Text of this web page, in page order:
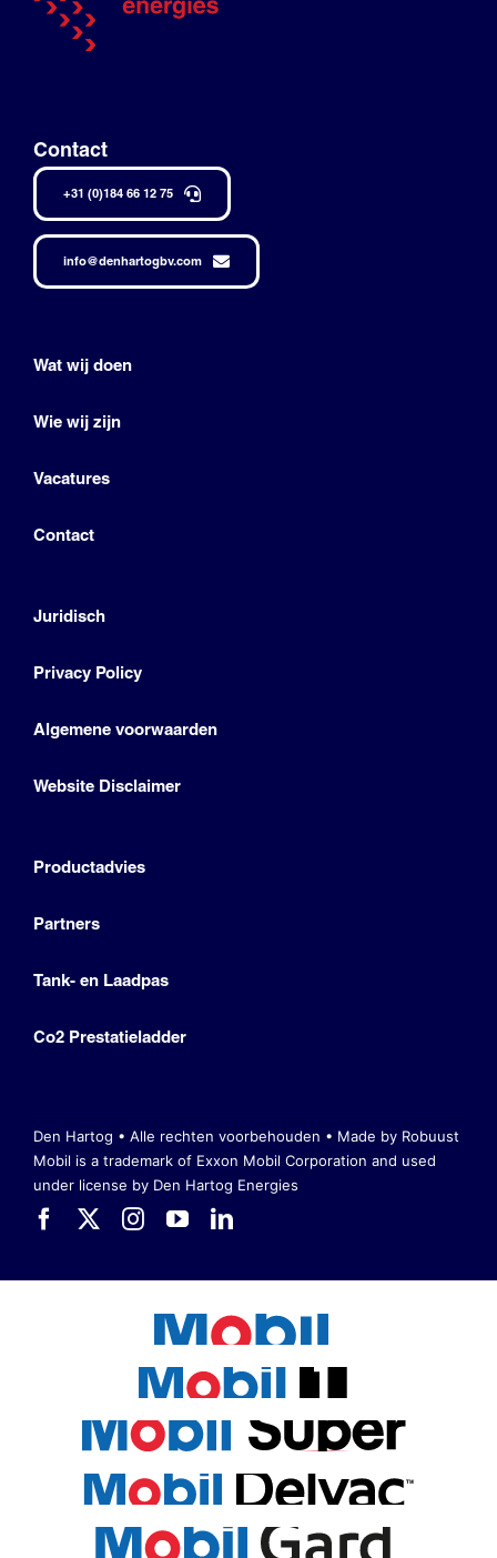
Contact
+31 (0)184 66 12 75
info@denhartogbv.com
Wat wij doen
Wie wij zijn
Vacatures
Contact
Juridisch
Privacy Policy
Algemene voorwaarden
Website Disclaimer
Productadvies
Partners
Tank- en Laadpas
Co2 Prestatieladder
Den Hartog • Alle rechten voorbehouden • Made by Robuust
Mobil is a trademark of Exxon Mobil Corporation and used
under license by Den Hartog Energies